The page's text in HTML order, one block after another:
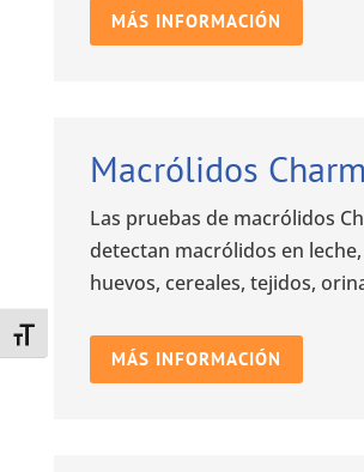
Toggle Font size
MÁS INFORMACIÓN
Macrólidos
Las pruebas de macrólidos
detectan macrólidos en
huevos, cereales, tejidos,
MÁS INFORMACIÓN